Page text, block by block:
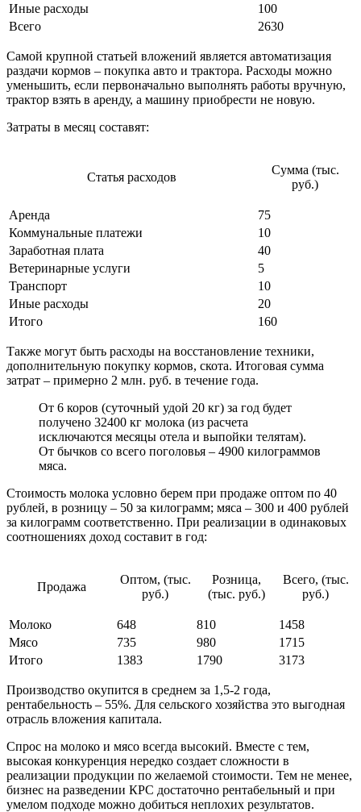
Иные расходы
100
Всего
2630
Самой крупной статьей вложений является автоматизация
раздачи кормов – покупка авто и трактора. Расходы можно
уменьшить, если первоначально выполнять работы вручную,
трактор взять в аренду, а машину приобрести не новую.
Затраты в месяц составят:
Статья расходов
Сумма (тыс.
руб.)
Аренда
75
Коммунальные платежи
10
Заработная плата
40
Ветеринарные услуги
5
Транспорт
10
Иные расходы
20
Итого
160
Также могут быть расходы на восстановление техники,
дополнительную покупку кормов, скота. Итоговая сумма
затрат – примерно 2 млн. руб. в течение года.
От 6 коров (суточный удой 20 кг) за год будет
получено 32400 кг молока (из расчета
исключаются месяцы отела и выпойки телятам).
От бычков со всего поголовья – 4900 килограммов
мяса.
Стоимость молока условно берем при продаже оптом по 40
рублей, в розницу – 50 за килограмм; мяса – 300 и 400 рублей
за килограмм соответственно. При реализации в одинаковых
соотношениях доход составит в год:
Продажа
Оптом, (тыс.
руб.)
Розница,
(тыс. руб.)
Всего, (тыс.
руб.)
Молоко 648 810
1458
Мясо
735 980
1715
Итого
1383 1790 3173
Производство окупится в среднем за 1,5-2 года,
рентабельность – 55%. Для сельского хозяйства это выгодная
отрасль вложения капитала.
Спрос на молоко и мясо всегда высокий. Вместе с тем,
высокая конкуренция нередко создает сложности в
реализации продукции по желаемой стоимости. Тем не менее,
бизнес на разведении КРС достаточно рентабельный и при
умелом подходе можно добиться неплохих результатов.